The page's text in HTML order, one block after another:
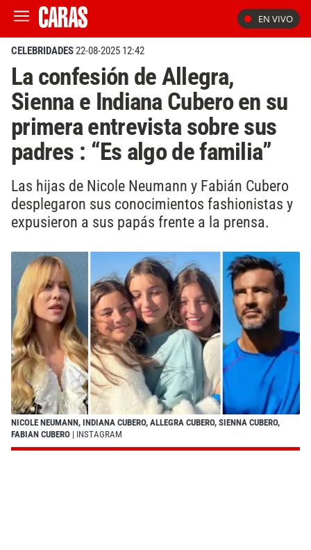
EN VIVO
CELEBRIDADES22-08-2025 12:42
La confesión de Allegra,
Sienna e Indiana Cubero en su
primera entrevista sobre sus
padres : “Es algo de familia”
Las hijas de Nicole Neumann y Fabián Cubero
desplegaron sus conocimientos fashionistas y
expusieron a sus papás frente a la prensa.
NICOLE NEUMANN, INDIANA CUBERO, ALLEGRA CUBERO, SIENNA CUBERO,
FABIAN CUBERO | INSTAGRAM